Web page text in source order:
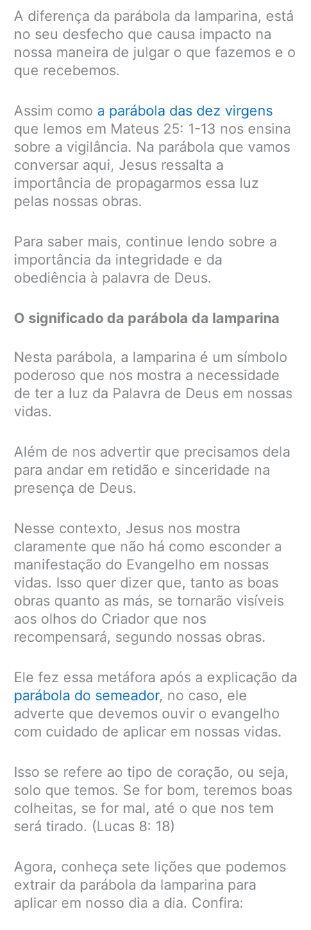
A diferença da parábola da lamparina, está
no seu desfecho que causa impacto na
nossa maneira de julgar o que fazemos e o
que recebemos.
Assim como a parábola das dez virgens
que lemos em Mateus 25: 1-13 nos ensina
sobre a vigilância. Na parábola que vamos
conversar aqui, Jesus ressalta a
importância de propagarmos essa luz
pelas nossas obras.
Para saber mais, continue lendo sobre a
importância da integridade e da
obediência à palavra de Deus.
O significado da parábola da lamparina
Nesta parábola, a lamparina é um símbolo
poderoso que nos mostra a necessidade
de ter a luz da Palavra de Deus em nossas
vidas.
Além de nos advertir que precisamos dela
para andar em retidão e sinceridade na
presença de Deus.
Nesse contexto, Jesus nos mostra
claramente que não há como esconder a
manifestação do Evangelho em nossas
vidas. Isso quer dizer que, tanto as boas
obras quanto as más, se tornarão visíveis
aos olhos do Criador que nos
recompensará, segundo nossas obras.
Ele fez essa metáfora após a explicação da
parábola do semeador, no caso, ele
adverte que devemos ouvir o evangelho
com cuidado de aplicar em nossas vidas.
Isso se refere ao tipo de coração, ou seja,
solo que temos. Se for bom, teremos boas
colheitas, se for mal, até o que nos tem
será tirado. (Lucas 8: 18)
Agora, conheça sete lições que podemos
extrair da parábola da lamparina para
aplicar em nosso dia a dia. Confira: